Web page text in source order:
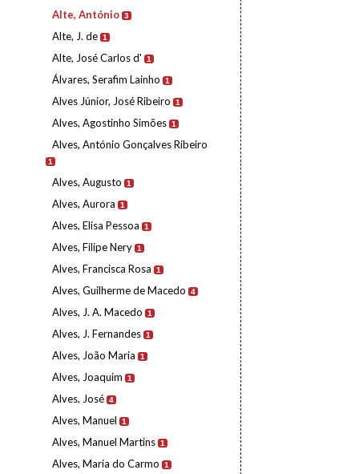
Alte, António 3
Alte, J. de 1
Alte, José Carlos d' 1
Álvares, Serafim Lainho 1
Alves Júnior, José Ribeiro 1
Alves, Agostinho Simões 1
Alves, António Gonçalves Ribeiro
1
Alves, Augusto 1
Alves, Aurora 1
Alves, Elisa Pessoa 1
Alves, Filipe Nery 1
Alves, Francisca Rosa 1
Alves, Guilherme de Macedo 4
Alves, J. A. Macedo 1
Alves, J. Fernandes 1
Alves, João Maria 1
Alves, Joaquim 1
Alves, José 4
Alves, Manuel 1
Alves, Manuel Martins 1
Alves, Maria do Carmo 1